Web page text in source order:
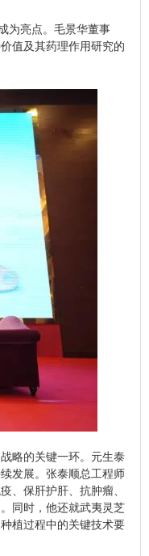
为亮点。毛景华董事
值及其药理作用研究的
略的关键一环。元生泰
发展。张泰顺总工程师
、保肝护肝、抗肿瘤、
同时，他还就武夷灵芝
植过程中的关键技术要